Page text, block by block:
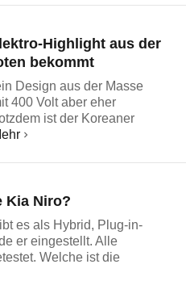
Highlight aus der
bekommt
Design aus der Masse
400 Volt aber eher
ist der Koreaner
Kia Niro?
es als Hybrid, Plug-in-
er eingestellt. Alle
Welche ist die